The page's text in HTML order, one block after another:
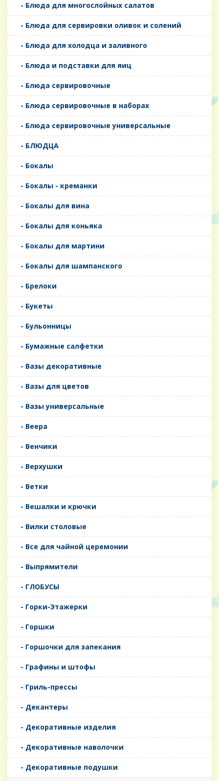
- Блюда для многослойных салатов
- Блюда для сервировки оливок и солений
- Блюда для холодца и заливного
- Блюда и подставки для яиц
- Блюда сервировочные
- Блюда сервировочные в наборах
- Блюда сервировочные универсальные
- БЛЮДЦА
- Бокалы
- Бокалы - креманки
- Бокалы для вина
- Бокалы для коньяка
- Бокалы для мартини
- Бокалы для шампанского
- Брелоки
- Букеты
- Бульонницы
- Бумажные салфетки
- Вазы декоративные
- Вазы для цветов
- Вазы универсальные
- Веера
- Венчики
- Верхушки
- Ветки
- Вешалки и крючки
- Вилки столовые
- Все для чайной церемонии
- Выпрямители
- ГЛОБУСЫ
- Горки-Этажерки
- Горшки
- Горшочки для запекания
- Графины и штофы
- Гриль-прессы
- Декантеры
- Декоративные изделия
- Декоративные наволочки
- Декоративные подушки